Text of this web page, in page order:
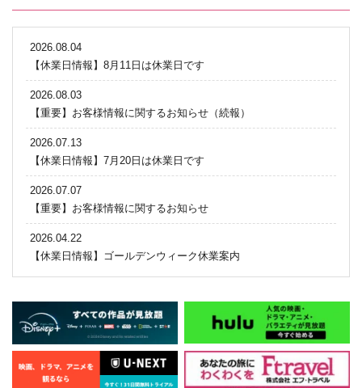
2026.08.04
【休業日情報】8月11日は休業日です
2026.08.03
【重要】お客様情報に関するお知らせ（続報）
2026.07.13
【休業日情報】7月20日は休業日です
2026.07.07
【重要】お客様情報に関するお知らせ
2026.04.22
【休業日情報】ゴールデンウィーク休業案内